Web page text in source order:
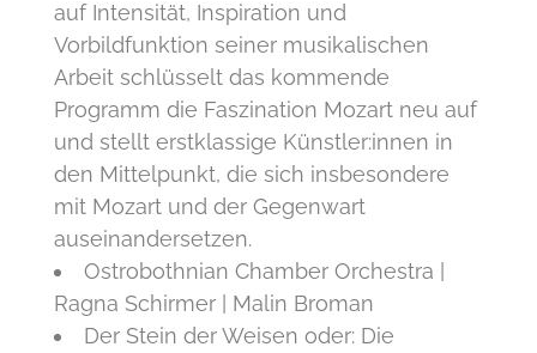
auf Intensität, Inspiration und
Vorbildfunktion seiner musikalischen
Arbeit schlüsselt das kommende
Programm die Faszination Mozart neu auf
und stellt erstklassige Künstler:innen in
den Mittelpunkt, die sich insbesondere
mit Mozart und der Gegenwart
auseinandersetzen.
Ostrobothnian Chamber Orchestra |
Ragna Schirmer | Malin Broman
Der Stein der Weisen oder: Die